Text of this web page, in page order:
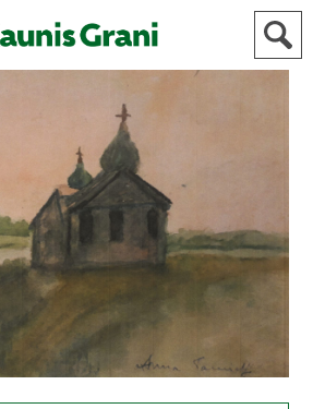
IDROTT
KULTUR
HISTORIA
ALLMÄN
FÖR
ANNONSÖRER